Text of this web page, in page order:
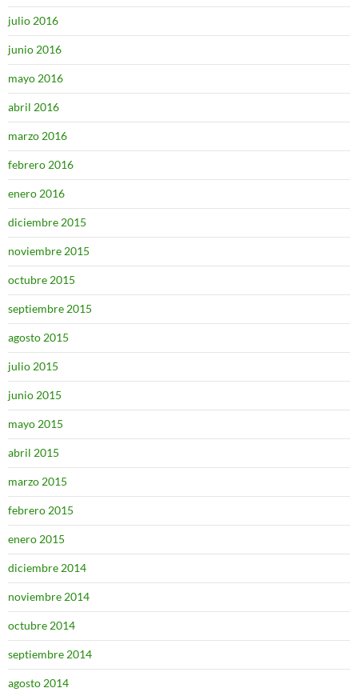
julio 2016
junio 2016
mayo 2016
abril 2016
marzo 2016
febrero 2016
enero 2016
diciembre 2015
noviembre 2015
octubre 2015
septiembre 2015
agosto 2015
julio 2015
junio 2015
mayo 2015
abril 2015
marzo 2015
febrero 2015
enero 2015
diciembre 2014
noviembre 2014
octubre 2014
septiembre 2014
agosto 2014